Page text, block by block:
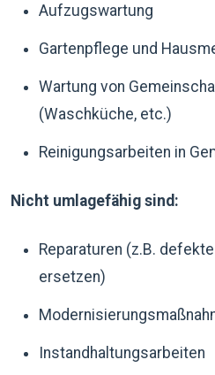
Aufzugswartung
Gartenpflege und
Wartung von
(Waschküche, etc.)
Reinigungsarbeiten in
Nicht umlagefähig sind:
Reparaturen (z.B.
ersetzen)
Instandhaltungsarbeiten